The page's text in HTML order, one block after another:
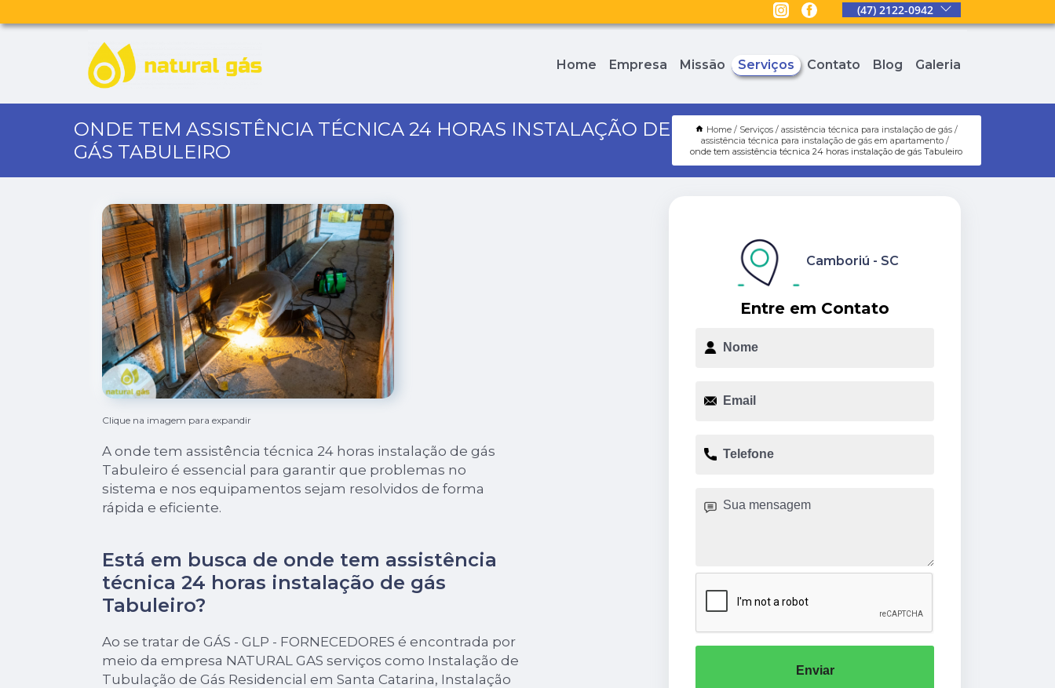
(47) 2122-0942
Home Empresa Missão Serviços Contato Blog Galeria
ONDE TEM ASSISTÊNCIA TÉCNICA 24 HORAS INSTALAÇÃO DE
GÁS TABULEIRO
Home Serviços
assistência técnica para instalação de gás
assistência técnica para instalação de gás em apartamento
onde tem assistência técnica 24 horas instalação de gás Tabuleiro
Clique na imagem para expandir
A onde tem assistência técnica 24 horas instalação de gás
Tabuleiro é essencial para garantir que problemas no
sistema e nos equipamentos sejam resolvidos de forma
rápida e eficiente.
Está em busca de onde tem assistência
técnica 24 horas instalação de gás
Tabuleiro?
Ao se tratar de GÁS - GLP - FORNECEDORES é encontrada por
meio da empresa NATURAL GAS serviços como Instalação de
Tubulação de Gás Residencial em Santa Catarina, Instalação
Entre em Contato
Camboriú - SC
Enviar